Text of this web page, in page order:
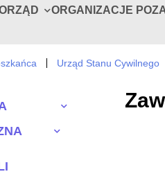
ORGANIZACJE
Urząd Stanu Cywilnego